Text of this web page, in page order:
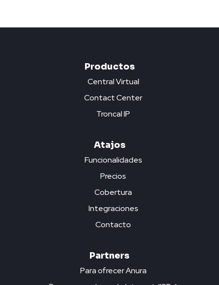
Productos
Central Virtual
Contact Center
Troncal IP
Atajos
Funcionalidades
Precios
Cobertura
Integraciones
Contacto
Partners
Para ofrecer Anura